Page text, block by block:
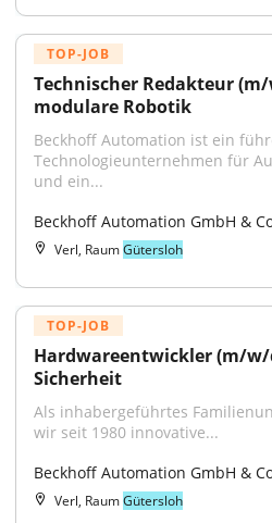
TOP-JOB
Technischer Redakteur
modulare Robotik
Beckhoff Automation ist ein
Technologieunternehmen für
und ein...
Beckhoff Automation GmbH &
Verl, RaumGütersloh
TOP-JOB
Hardwareentwickler (m/
Sicherheit
Als inhabergeführtes
wir seit 1980 innovative...
Beckhoff Automation GmbH &
Verl, RaumGütersloh